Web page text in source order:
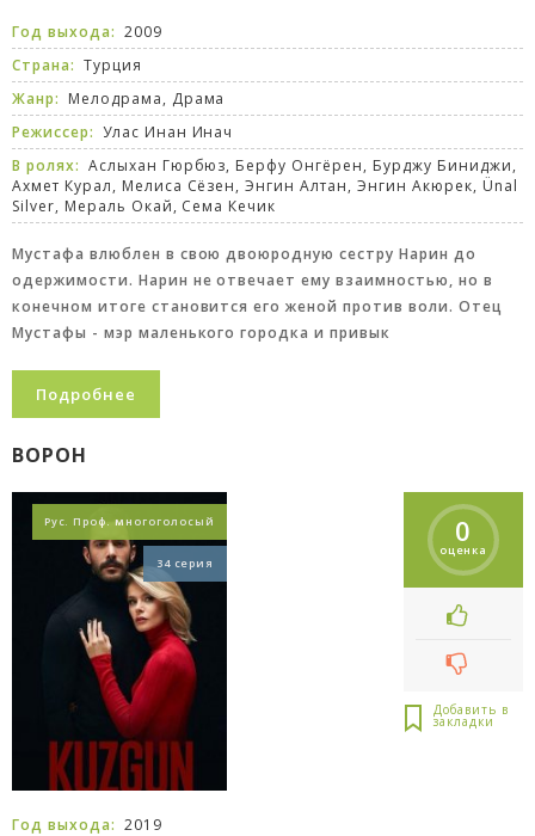
Год выхода: 2009
Страна: Турция
Жанр: Мелодрама, Драма
Режиссер: Улас Инан Инач
В ролях: Аслыхан Гюрбюз, Берфу Онгёрен, Бурджу Биниджи,
Ахмет Курал, Мелиса Сёзен, Энгин Алтан, Энгин Акюрек, Ünal
Silver, Мераль Окай, Сема Кечик
Мустафа влюблен в свою двоюродную сестру Нарин до
одержимости. Нарин не отвечает ему взаимностью, но в
конечном итоге становится его женой против воли. Отец
Мустафы - мэр маленького городка и привык
Подробнее
ВОРОН
Рус. Проф. многоголосый
34 серия
0
оценка
Год выхода: 2019